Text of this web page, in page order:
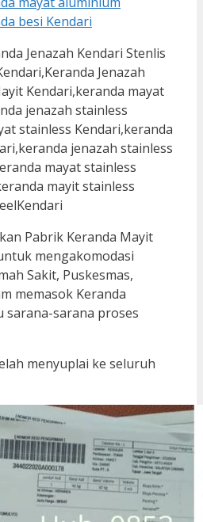
Pabrik Keranda Mayit
mengakomodasi
Sakit, Puskesmas,
memasok Keranda
sarana-sarana proses
menyuplai ke seluruh